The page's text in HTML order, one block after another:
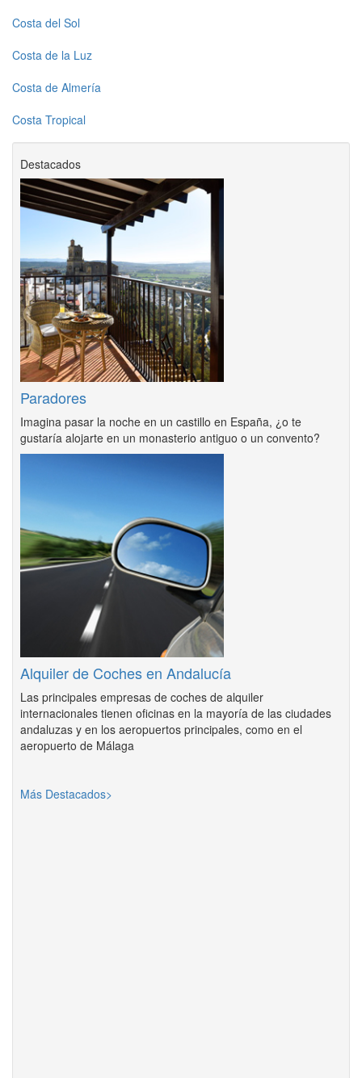
Costa del Sol
Costa de la Luz
Costa de Almería
Costa Tropical
Destacados
Paradores
Imagina pasar la noche en un castillo en España, ¿o te
gustaría alojarte en un monasterio antiguo o un convento?
Alquiler de Coches en Andalucía
Las principales empresas de coches de alquiler
internacionales tienen oficinas en la mayoría de las ciudades
andaluzas y en los aeropuertos principales, como en el
aeropuerto de Málaga
Más Destacados>